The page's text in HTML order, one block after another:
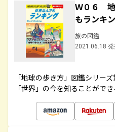
Ｗ０６ 地
もランキ
旅の図鑑
2021.06.18
「地球の歩き方」図鑑シリー
「世界」の今を知ることができ